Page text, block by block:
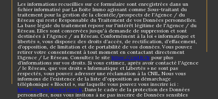
Les informations recueillies sur ce formulaire sont enregistrées dans un
fichier informatisé par La Boite Immo agissant comme Sous-traitant du
traitement pour la gestion de la clientèle/prospects de l'Agence / du
Réseau qui reste Responsable du Traitement de vos Données personnelles.
La base légale du traitement repose sur l'intérêt légitime de l'Agence / du
Réseau. Elles sont conservées jusqu'à demande de suppression et sont
destinées à l'Agence / au Réseau. Conformément à la loi « informatique et
libertés », vous disposez des droits d’accès, de rectification, d’effacement,
d’opposition, de limitation et de portabilité de vos données. Vous pouvez
retirer votre consentement à tout moment en contactant directement
l’Agence / Le Réseau. Consultez le site https://cnil.fr/frpour plus
d’informations sur vos droits. Si vous estimez, après avoir contacté l'Agence
/ le Réseau, que vos droits « Informatique et Libertés » ne sont pas
respectés, vous pouvez adresser une réclamation à la CNIL. Nous vous
informons de l’existence de la liste d'opposition au démarchage
téléphonique « Bloctel », sur laquelle vous pouvez vous inscrire ici :
https://www.bloctel.gouv.fr. Dans le cadre de la protection des Données
personnelles, nous vous invitons à ne pas inscrire de Données sensibles